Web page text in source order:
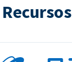
Recursos